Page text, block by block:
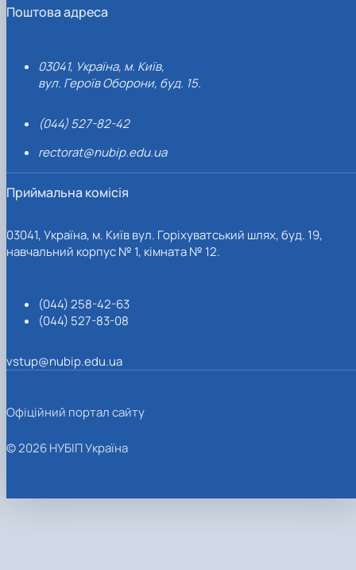
Поштова адреса
03041, Україна, м. Київ,
вул. Героїв Оборони, буд. 15.
(044) 527-82-42
rectorat@nubip.edu.ua
Приймальна комісія
03041, Україна, м. Київ вул. Горіхуватський шлях, буд. 19,
навчальний корпус № 1, кімната № 12.
(044) 258-42-63
(044) 527-83-08
vstup@nubip.edu.ua
Офіційний портал сайту
© 2026 НУБІП Україна